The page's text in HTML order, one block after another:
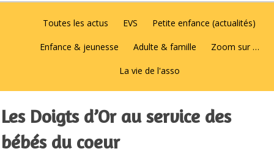
Toutes les actus EVS Petite enfance (actualités)
Enfance & jeunesse Adulte & famille Zoom sur …
La vie de l'asso
Les Doigts d’Or au service des
bébés du coeur